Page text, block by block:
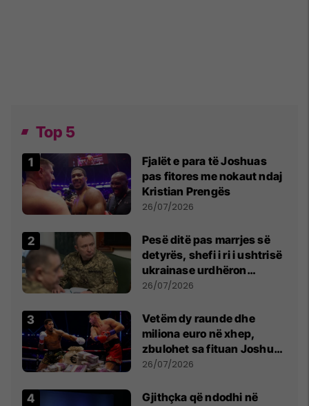
Top 5
Fjalët e para të Joshuas
pas fitores me nokaut ndaj
Kristian Prengës
26/07/2026
Pesë ditë pas marrjes së
detyrës, shefi i ri i ushtrisë
ukrainase urdhëron
kontroll të madh
26/07/2026
Vetëm dy raunde dhe
miliona euro në xhep,
zbulohet sa fituan Joshua
e Prenga
26/07/2026
Gjithçka që ndodhi në